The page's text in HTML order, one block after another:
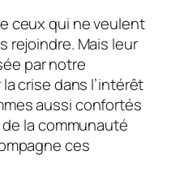
ceux qui ne veulent
rejoindre. Mais leur
par notre
crise dans l’intérêt
aussi confortés
la communauté
ces